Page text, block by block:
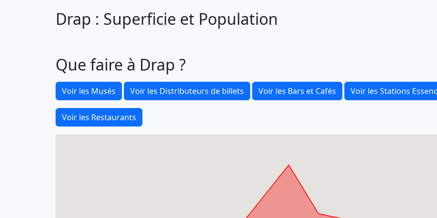
Drap : Superficie et Population
Que faire à Drap ?
Voir les Musés Voir les Distributeurs de billets Voir les Bars et Cafés Voir les Stations
Voir les Restaurants